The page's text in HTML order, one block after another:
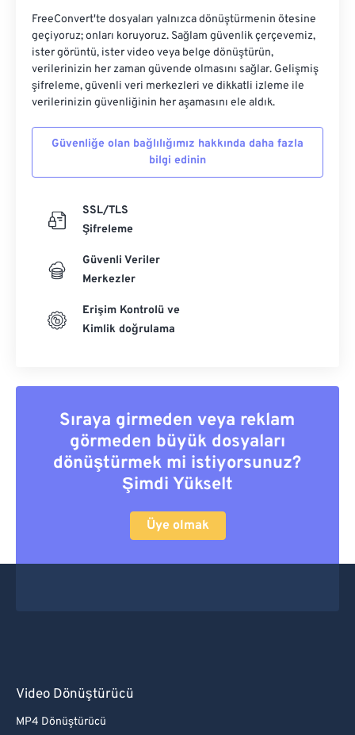
FreeConvert'te dosyaları yalnızca dönüştürmenin ötesine
geçiyoruz; onları koruyoruz. Sağlam güvenlik çerçevemiz,
ister görüntü, ister video veya belge dönüştürün,
verilerinizin her zaman güvende olmasını sağlar. Gelişmiş
şifreleme, güvenli veri merkezleri ve dikkatli izleme ile
verilerinizin güvenliğinin her aşamasını ele aldık.
Güvenliğe olan bağlılığımız hakkında daha fazla
bilgi edinin
SSL/TLS
Şifreleme
Güvenli Veriler
Merkezler
Erişim Kontrolü ve
Kimlik doğrulama
Sıraya girmeden veya reklam
görmeden büyük dosyaları
dönüştürmek mi istiyorsunuz?
Şimdi Yükselt
Üye olmak
Video Dönüştürücü
MP4 Dönüştürücü